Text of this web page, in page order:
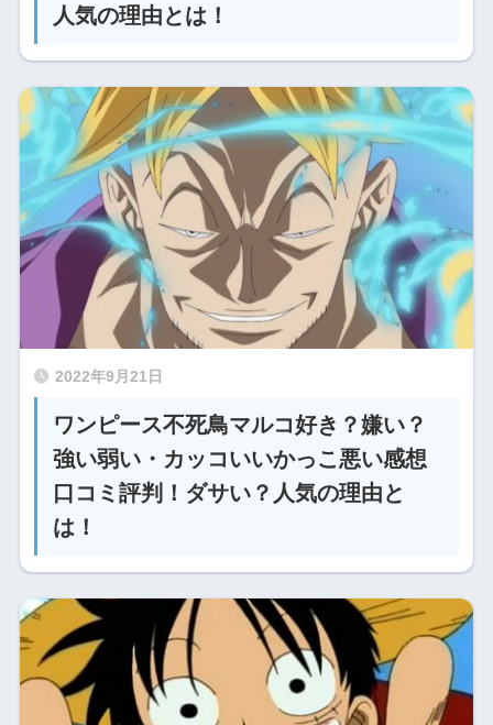
人気の理由とは！
2022年9月21日
ワンピース不死鳥マルコ好き？嫌い？
強い弱い・カッコいいかっこ悪い感想
口コミ評判！ダサい？人気の理由と
は！